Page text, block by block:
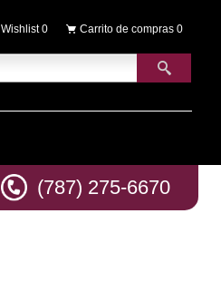
Wishlist 0 Carrito de compras 0
(787) 275-6670